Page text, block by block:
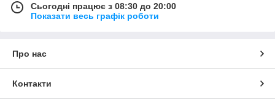
Сьогодні працює з 08:30 до 20:00
Показати весь графік роботи
Про нас
Контакти